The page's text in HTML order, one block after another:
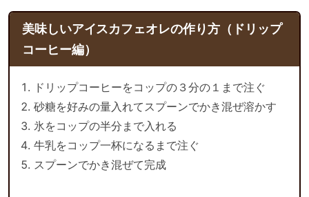
美味しいアイスカフェオレの作り方（ドリップ
コーヒー編）
ドリップコーヒーをコップの３分の１まで注ぐ
砂糖を好みの量入れてスプーンでかき混ぜ溶かす
氷をコップの半分まで入れる
牛乳をコップ一杯になるまで注ぐ
スプーンでかき混ぜて完成